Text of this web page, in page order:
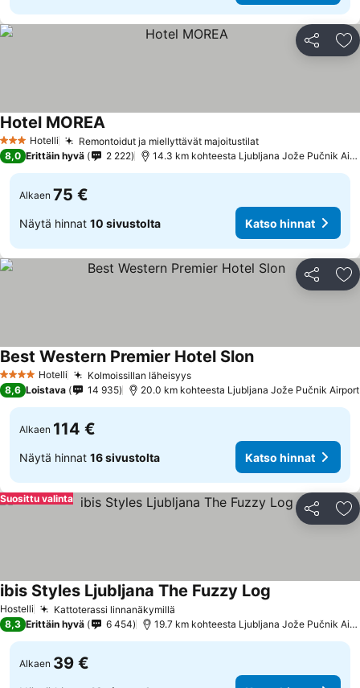
Jaa
3 Tähtiluokitus
Hotelli Remontoidut ja miellyttävät majoitustilatKatso hinnat
Hotel MOREAKatso hinnat
8,0 Erittäin hyvä 2 222 14.3 km kohteesta Ljubljana Jože Pučnik
Alkaen 75 €
Näytä hinnat 10 sivustolta Katso hinnat
Jaa
4 Tähtiluokitus
Hotelli Kolmoissillan läheisyysKatso hinnat
Best Western Premier Hotel SlonKatso hinnat
8,6 Loistava 14 935 20.0 km kohteesta Ljubljana Jože Pučnik Airport
Alkaen 114 €
Näytä hinnat 16 sivustolta Katso hinnat
Jaa
Suosittu valinta
Hostelli Kattoterassi linnanäkymillä
ibis Styles Ljubljana The Fuzzy Log
8,3 Erittäin hyvä 6 454 19.7 km kohteesta Ljubljana Jože Pučnik
Alkaen 39 €